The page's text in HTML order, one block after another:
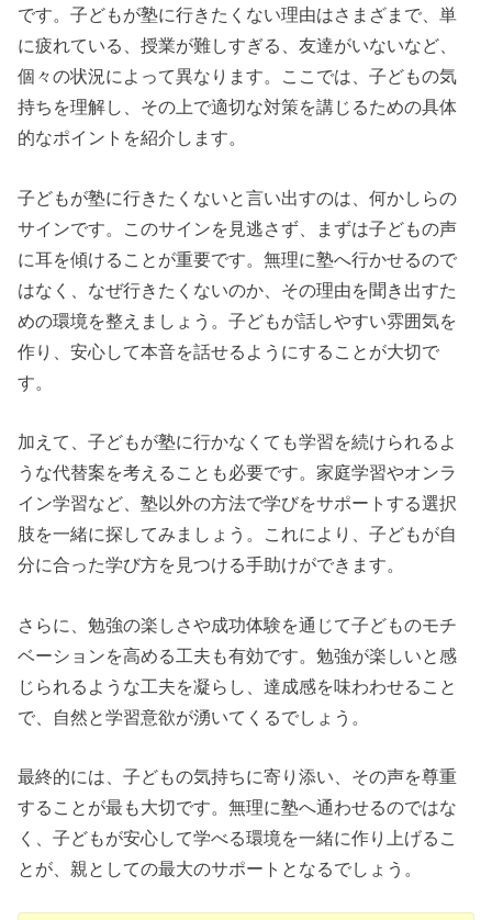
です。子どもが塾に行きたくない理由はさまざまで、単
に疲れている、授業が難しすぎる、友達がいないなど、
個々の状況によって異なります。ここでは、子どもの気
持ちを理解し、その上で適切な対策を講じるための具体
的なポイントを紹介します。
子どもが塾に行きたくないと言い出すのは、何かしらの
サインです。このサインを見逃さず、まずは子どもの声
に耳を傾けることが重要です。無理に塾へ行かせるので
はなく、なぜ行きたくないのか、その理由を聞き出すた
めの環境を整えましょう。子どもが話しやすい雰囲気を
作り、安心して本音を話せるようにすることが大切で
す。
加えて、子どもが塾に行かなくても学習を続けられるよ
うな代替案を考えることも必要です。家庭学習やオンラ
イン学習など、塾以外の方法で学びをサポートする選択
肢を一緒に探してみましょう。これにより、子どもが自
分に合った学び方を見つける手助けができます。
さらに、勉強の楽しさや成功体験を通じて子どものモチ
ベーションを高める工夫も有効です。勉強が楽しいと感
じられるような工夫を凝らし、達成感を味わわせること
で、自然と学習意欲が湧いてくるでしょう。
最終的には、子どもの気持ちに寄り添い、その声を尊重
することが最も大切です。無理に塾へ通わせるのではな
く、子どもが安心して学べる環境を一緒に作り上げるこ
とが、親としての最大のサポートとなるでしょう。